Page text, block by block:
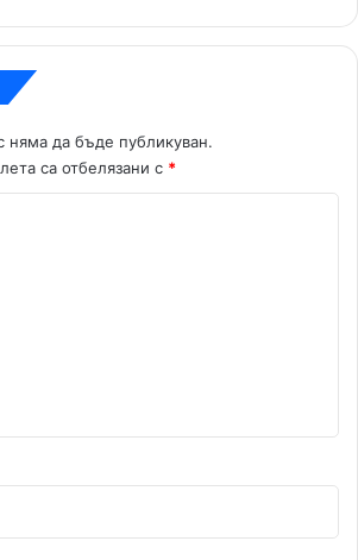
няма да бъде публикуван.
са отбелязани с *